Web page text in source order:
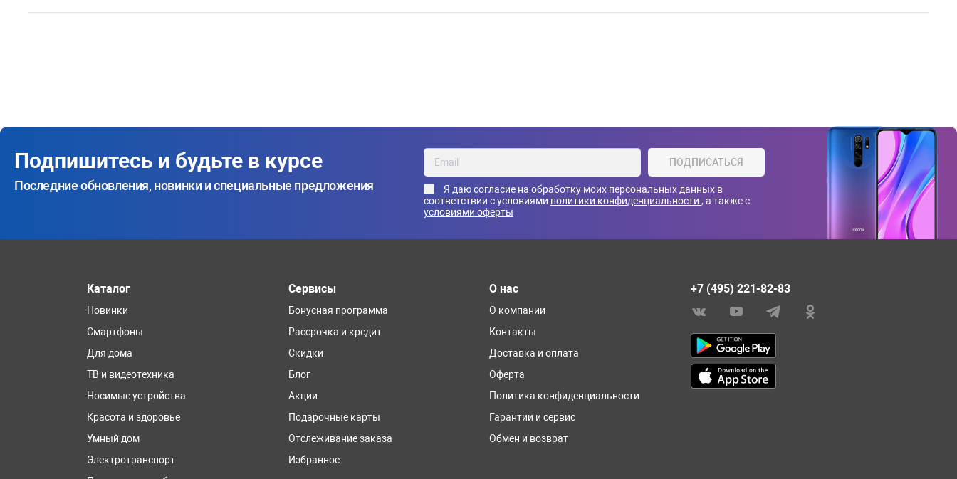
Подпишитесь и будьте в курсе
Последние обновления, новинки и специальные предложения
ПОДПИСАТЬСЯ
Я даюсогласие на обработку моих персональных данных в
соответствии с условиями политики конфиденциальности , а также с
условиями оферты
Каталог
Новинки
Смартфоны
Для дома
ТВ и видеотехника
Носимые устройства
Красота и здоровье
Умный дом
Электротранспорт
Сервисы
Бонусная программа
Рассрочка и кредит
Скидки
Блог
Акции
Подарочные карты
Отслеживание заказа
Избранное
О нас
О компании
Контакты
Доставка и оплата
Оферта
Политика конфиденциальности
Гарантии и сервис
Обмен и возврат
+7 (495) 221-82-83